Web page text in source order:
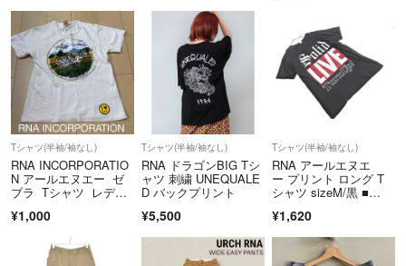
Tシャツ(半袖/袖なし)
RNA INCORPORATIO
N アールエヌエー ゼ
ブラ Tシャツ レディ
¥1,000
Tシャツ(半袖/袖なし)
RNA ドラゴンBIG Tシ
ャツ 刺繍 UNEQUALE
D バックプリント
¥5,500
Tシャツ(半袖/袖なし)
RNA アールエヌエ
ー プリント ロング T
シャツ sizeM/黒 ■
¥1,620